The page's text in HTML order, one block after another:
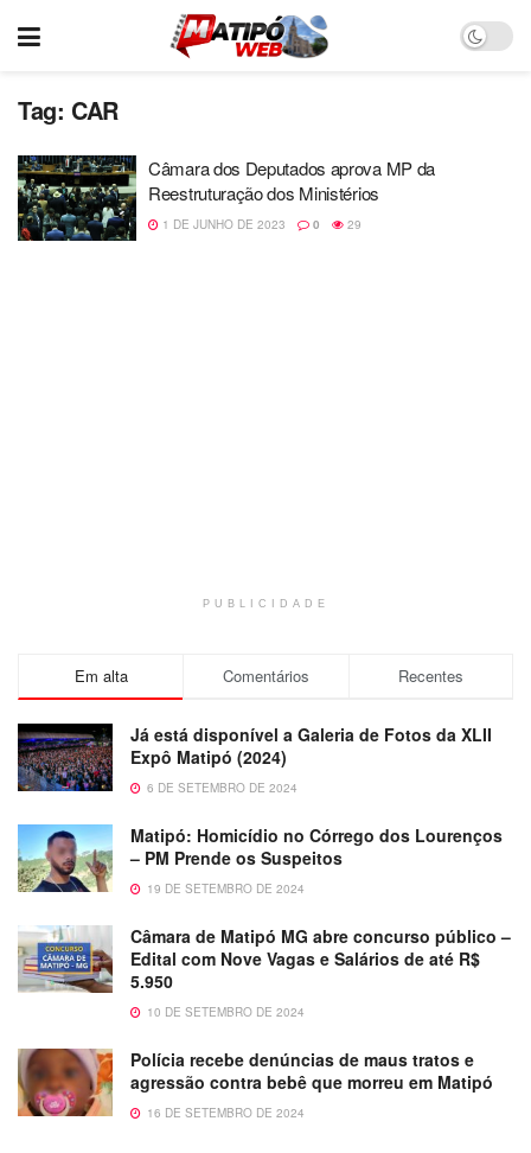
Tag: CAR
Câmara dos Deputados aprova MP da
Reestruturação dos Ministérios
1 DE JUNHO DE 2023 0 29
PUBLICIDADE
Em alta Comentários Recentes
Já está disponível a Galeria de Fotos da XLII
Expô Matipó (2024)
6 DE SETEMBRO DE 2024
Matipó: Homicídio no Córrego dos Lourenços
– PM Prende os Suspeitos
19 DE SETEMBRO DE 2024
Câmara de Matipó MG abre concurso público –
Edital com Nove Vagas e Salários de até R$
5.950
10 DE SETEMBRO DE 2024
Polícia recebe denúncias de maus tratos e
agressão contra bebê que morreu em Matipó
16 DE SETEMBRO DE 2024